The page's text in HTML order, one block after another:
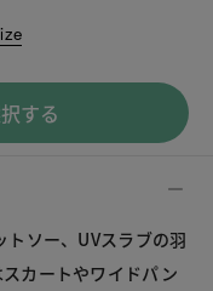
する
ソー、UVスラブの羽
カートやワイドパン